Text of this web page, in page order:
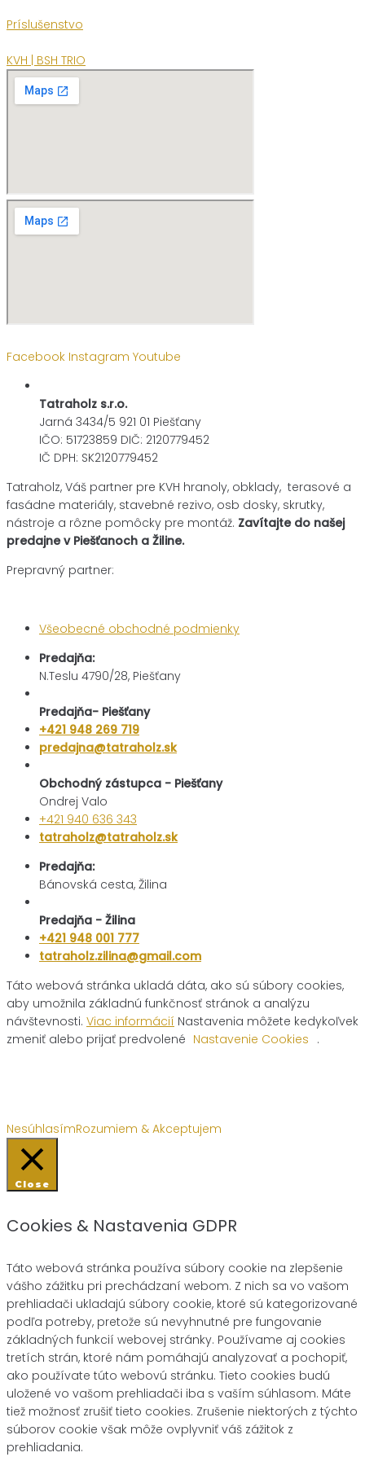
Príslušenstvo
KVH | BSH TRIO
Facebook Instagram Youtube
Tatraholz s.r.o.
Jarná 3434/5 921 01 Piešťany
IČO: 51723859 DIČ: 2120779452
IČ DPH: SK2120779452
Tatraholz, Váš partner pre KVH hranoly, obklady, terasové a
fasádne materiály, stavebné rezivo, osb dosky, skrutky,
nástroje a rôzne pomôcky pre montáž. Zavítajte do našej
predajne v Piešťanoch a Žiline.
Prepravný partner:
Všeobecné obchodné podmienky
Predajňa:
N.Teslu 4790/28, Piešťany
Predajňa- Piešťany
+421 948 269 719
predajna@tatraholz.sk
Obchodný zástupca - Piešťany
Ondrej Valo
+421 940 636 343
tatraholz@tatraholz.sk
Predajňa:
Bánovská cesta, Žilina
Predajňa - Žilina
+421 948 001 777
tatraholz.zilina@gmail.com
Táto webová stránka ukladá dáta, ako sú súbory cookies,
aby umožnila základnú funkčnosť stránok a analýzu
návštevnosti. Viac informácií Nastavenia môžete kedykoľvek
zmeniť alebo prijať predvolené Nastavenie Cookies .
NesúhlasímRozumiem & Akceptujem
Close
Cookies & Nastavenia GDPR
Táto webová stránka používa súbory cookie na zlepšenie
vášho zážitku pri prechádzaní webom. Z nich sa vo vašom
prehliadači ukladajú súbory cookie, ktoré sú kategorizované
podľa potreby, pretože sú nevyhnutné pre fungovanie
základných funkcií webovej stránky. Používame aj cookies
tretích strán, ktoré nám pomáhajú analyzovať a pochopiť,
ako používate túto webovú stránku. Tieto cookies budú
uložené vo vašom prehliadači iba s vaším súhlasom. Máte
tiež možnosť zrušiť tieto cookies. Zrušenie niektorých z týchto
súborov cookie však môže ovplyvniť váš zážitok z
prehliadania.